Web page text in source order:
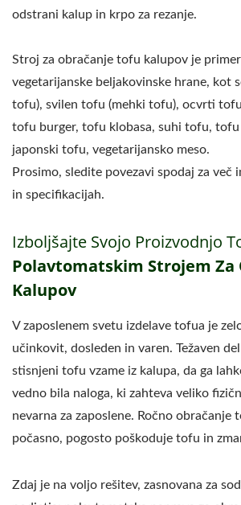
odstrani kalup in krpo za rezanje.
Stroj za obračanje tofu kalupov je
vegetarijanske beljakovinske hrane, kot
tofu), svilen tofu (mehki tofu), ocvrti
tofu burger, tofu klobasa, suhi tofu,
japonski tofu, vegetarijansko meso.
Prosimo, sledite povezavi spodaj za več
in specifikacijah.
Izboljšajte Svojo Proizvodnjo
Polavtomatskim Strojem Za
Kalupov
V zaposlenem svetu izdelave tofua je
učinkovit, dosleden in varen. Težaven
stisnjeni tofu vzame iz kalupa, da ga
vedno bila naloga, ki zahteva veliko
nevarna za zaposlene. Ročno obračanje
počasno, pogosto poškoduje tofu in
Zdaj je na voljo rešitev, zasnovana za